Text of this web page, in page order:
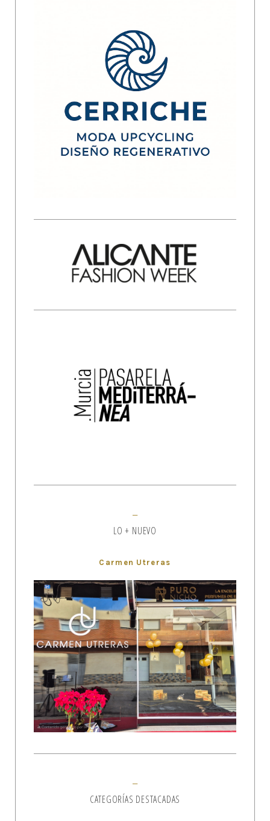
LO + NUEVO
Carmen Utreras
CATEGORÍAS DESTACADAS